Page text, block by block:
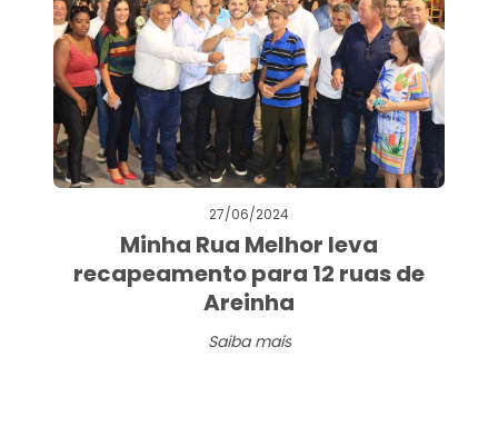
27/06/2024
Minha Rua Melhor leva
recapeamento para 12 ruas de
Areinha
Saiba mais